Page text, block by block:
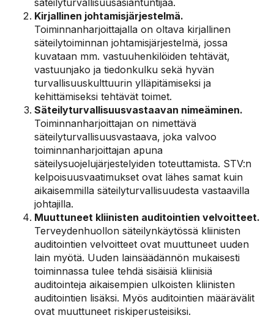
Kirjallinen johtamisjärjestelmä.
Toiminnanharjoittajalla on oltava kirjallinen
säteilytoiminnan johtamisjärjestelmä, jossa
kuvataan mm. vastuuhenkilöiden tehtävät,
vastuunjako ja tiedonkulku sekä hyvän
turvallisuuskulttuurin ylläpitämiseksi ja
kehittämiseksi tehtävät toimet.
Säteilyturvallisuusvastaavan nimeäminen.
Toiminnanharjoittajan on nimettävä
säteilyturvallisuusvastaava, joka valvoo
toiminnanharjoittajan apuna
säteilysuojelujärjestelyiden toteuttamista. STV:n
kelpoisuusvaatimukset ovat lähes samat kuin
aikaisemmilla säteilyturvallisuudesta vastaavilla
johtajilla.
Muuttuneet kliinisten auditointien velvoitteet.
Terveydenhuollon säteilynkäytössä kliinisten
auditointien velvoitteet ovat muuttuneet uuden
lain myötä. Uuden lainsäädännön mukaisesti
toiminnassa tulee tehdä sisäisiä kliinisiä
auditointeja aikaisempien ulkoisten kliinisten
auditointien lisäksi. Myös auditointien määrävälit
ovat muuttuneet riskiperusteisiksi.